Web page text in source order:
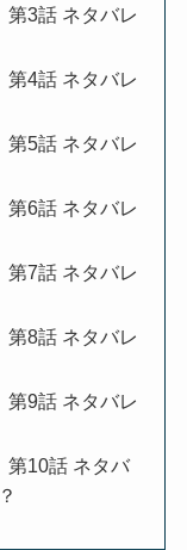
第3話 ネタバレ
第4話 ネタバレ
第5話 ネタバレ
第6話 ネタバレ
第7話 ネタバレ
第8話 ネタバレ
第9話 ネタバレ
第10話 ネタバ